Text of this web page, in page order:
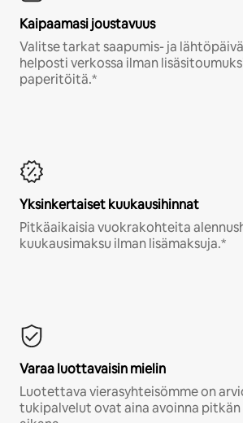
Kaipaamasi joustavuus
Valitse tarkat saapumis- ja
helposti verkossa ilman
paperitöitä.*
Yksinkertaiset kuukausihinnat
Pitkäaikaisia vuokrakohteita
kuukausimaksu ilman lisämaksuja.*
Varaa luottavaisin mielin
Luotettava vierasyhteisömme on
tukipalvelut ovat aina avoinna pitkän